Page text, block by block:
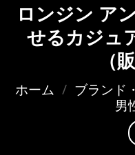
ロンジン ア
せるカジュ
（
ホーム / ブランド
男